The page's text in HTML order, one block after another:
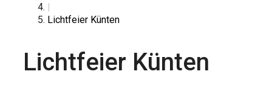
|
Lichtfeier Künten
Lichtfeier Künten